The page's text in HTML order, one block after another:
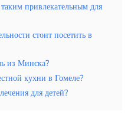
привлекательным для
стоит посетить в
из Минска?
кухни в Гомеле?
для детей?